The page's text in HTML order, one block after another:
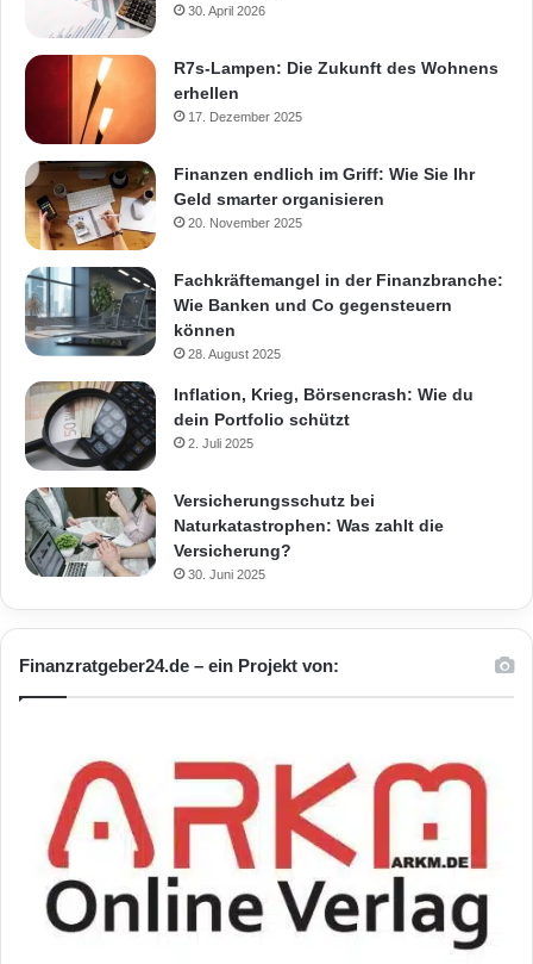
30. April 2026
R7s-Lampen: Die Zukunft des Wohnens
erhellen
17. Dezember 2025
Finanzen endlich im Griff: Wie Sie Ihr
Geld smarter organisieren
20. November 2025
Fachkräftemangel in der Finanzbranche:
Wie Banken und Co gegensteuern
können
28. August 2025
Inflation, Krieg, Börsencrash: Wie du
dein Portfolio schützt
2. Juli 2025
Versicherungsschutz bei
Naturkatastrophen: Was zahlt die
Versicherung?
30. Juni 2025
Finanzratgeber24.de – ein Projekt von: